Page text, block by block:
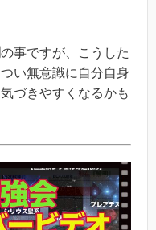
の事ですが、こうした
い無意識に自分自身
づきやすくなるかも